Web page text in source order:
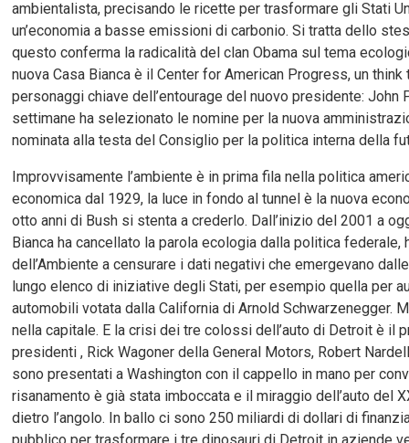
ambientalista, precisando le ricette per trasformare gli Stati
un’economia a basse emissioni di carbonio. Si tratta dello
questo conferma la radicalità del clan Obama sul tema
nuova Casa Bianca è il Center for American Progress, un
personaggi chiave dell’entourage del nuovo presidente:
settimane ha selezionato le nomine per la nuova
nominata alla testa del Consiglio per la politica interna della
Improvvisamente l’ambiente è in prima fila nella politica
economica dal 1929, la luce in fondo al tunnel è la nuova
otto anni di Bush si stenta a crederlo. Dall’inizio del 2001 a
Bianca ha cancellato la parola ecologia dalla politica
dell’Ambiente a censurare i dati negativi che emergevano
lungo elenco di iniziative degli Stati, per esempio quella per
automobili votata dalla California di Arnold Schwarzenegger.
nella capitale. E la crisi dei tre colossi dell’auto di Detroit è il
presidenti , Rick Wagoner della General Motors, Robert
sono presentati a Washington con il cappello in mano per
risanamento è già stata imboccata e il miraggio dell’auto del
dietro l’angolo. In ballo ci sono 250 miliardi di dollari di